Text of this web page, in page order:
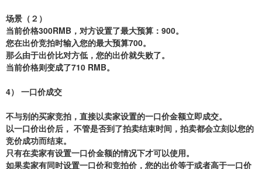
场景（２）
当前价格300RMB，对方设置了最大预算：900。
您在出价竞拍时输入您的最大预算700。
那么由于出价比对方低，您的出价就失败了。
当前价格则变成了710 RMB。
4） 一口价成交
不与别的买家竞拍，直接以卖家设置的一口价金额立即成交。
以一口价出价后， 不管是否到了拍卖结束时间，拍卖都会立刻以您的
竞价成功而结束。
只有在卖家有设置一口价金额的情况下才可以使用。
如果卖家有同时设置一口价和竞拍价，您的出价等于或者高于一口价